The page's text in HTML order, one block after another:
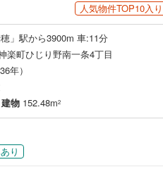
人気物件TOP10入り
」駅から3900m 車:11分
楽町ひじり野南一条4丁目
年）
建物 152.48m2
り